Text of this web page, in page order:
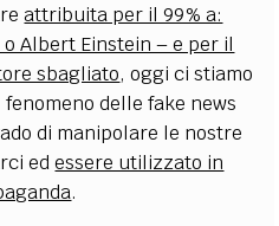
attribuita per il 99% a:
Albert Einstein – e per il
sbagliato, oggi ci stiamo
delle fake news
di manipolare le nostre
edessere utilizzato in
.